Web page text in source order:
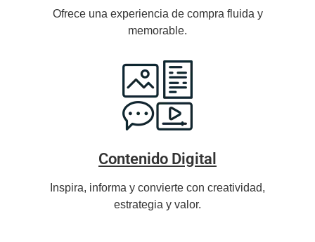
Ofrece una experiencia de compra fluida y
memorable.
Contenido Digital
Inspira, informa y convierte con creatividad,
estrategia y valor.